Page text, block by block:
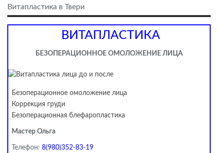
Витапластика в Твери
ВИТАПЛАСТИКА
БЕЗОПЕРАЦИОННОЕ ОМОЛОЖЕНИЕ ЛИЦА
Безоперационное омоложение лица
Коррекция груди
Безоперационная блефаропластика
Мастер Ольга
Телефон: 8(980)352-83-19